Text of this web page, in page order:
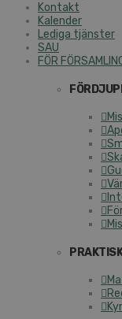
Kontakt
Kalender
Lediga tjänster
SAU
FÖR